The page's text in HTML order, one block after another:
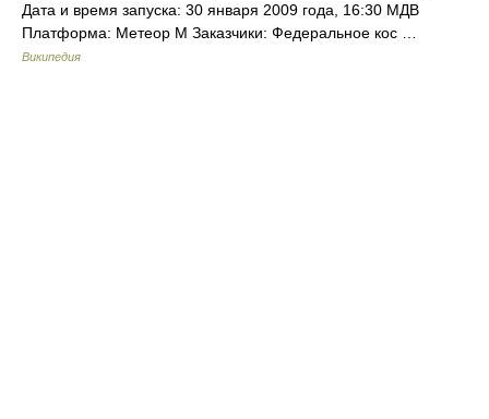
Дата и время запуска: 30 января 2009 года, 16:30 МДВ
Платформа: Метеор М Заказчики: Федеральное кос …
Википедия